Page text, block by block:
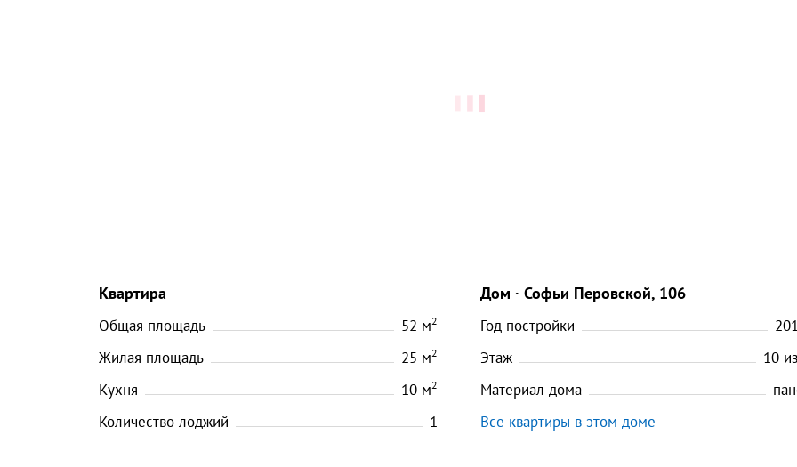
Квартира
Общая площадь 52 м2
Жилая площадь 25 м2
Кухня 10 м2
Количество лоджий 1
Дом Софьи Перовской, 106
Год постройки
Этаж
10 из
Материал дома
Все квартиры в этом доме